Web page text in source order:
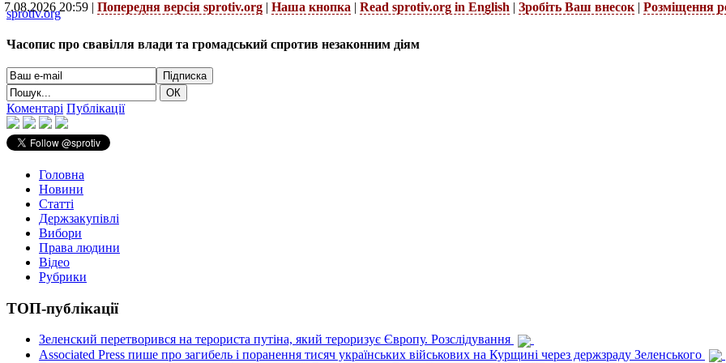
7.08.2026 20:59 | Попередня версія sprotiv.org | Наша кнопка | Read sprotiv.org in English | Зробіть Ваш внесок | Розміщення
sprotiv.org
Часопис про свавілля влади та громадський спротив незаконним діям
Коментарі Публікації
Головна
Новини
Статті
Держзакупівлі
Вибори
Права людини
Відео
Рубрики
ТОП-публікації
Зеленский перетворився на терориста путіна, який тероризує Європу. Розслідування
Associated Press пише про загибель і поранення тисяч українських військових на Курщині через держзраду Зеленського